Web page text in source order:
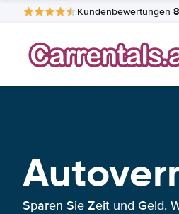
Kundenbewertungen
Sparen Sie Zeit und Geld.